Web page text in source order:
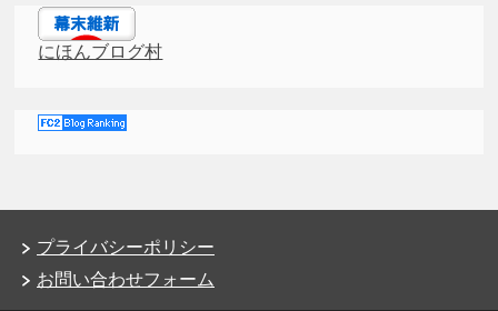
にほんブログ村
プライバシーポリシー
お問い合わせフォーム